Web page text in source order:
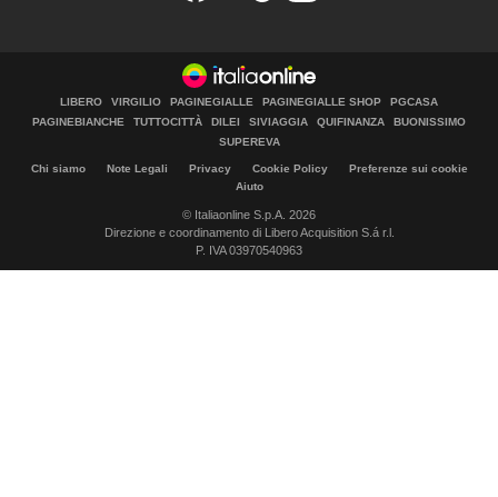
LIBERO VIRGILIO PAGINEGIALLE PAGINEGIALLE SHOP
PGCASA
PAGINEBIANCHE
TUTTOCITTÀ DILEI SIVIAGGIA QUIFINANZA
BUONISSIMO
SUPEREVA
Chi siamo Note Legali Privacy Cookie Policy
Preferenze sui cookie
Aiuto
© Italiaonline S.p.A. 2026
Direzione e coordinamento di Libero Acquisition S.á r.l.
P. IVA 03970540963